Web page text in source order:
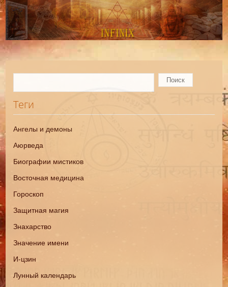
Теги
Ангелы и демоны
Аюрведа
Биографии мистиков
Восточная медицина
Гороскоп
Защитная магия
Знахарство
Значение имени
И-цзин
Лунный календарь